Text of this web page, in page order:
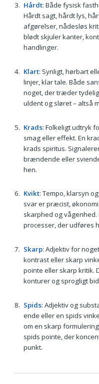
Hårdt: Både fysisk
Hårdt sagt, hårdt lys,
afgørelser, nådesløs
blødt skjuler kanter,
handlinger.
Klart: Synligt, hørbart
linjer, klar tale. Både
noget, der træder
uldent og sløret – altså
Krads: Folkeligt udtryk
smag eller effekt. En
krads spiritus.
brændende eller
hen.
Kvikt: Tempo, klarsyn
svar er præcist,
skarphed og
processer, der udføres
Skarp: Adjektiv for
kontrast eller skarp
pointe eller skarp kritik.
konturer og sprogligt
Spids: Adjektiv og
ende eller en spids
om en skarp
spids pointe, der
punkt.